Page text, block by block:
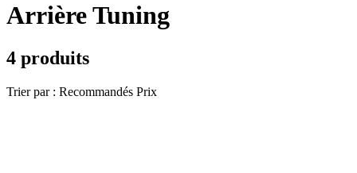
Arrière Tuning
4 produits
Trier par : Recommandés Prix